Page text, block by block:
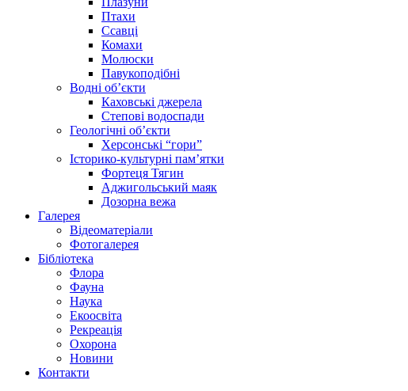
Птахи
Ссавці
Комахи
Молюски
Павукоподібні
Водні об’єкти
Каховські джерела
Степові водоспади
Геологічні об’єкти
Херсонські “гори”
Історико-культурні пам’ятки
Фортеця Тягин
Аджигольський маяк
Дозорна вежа
Галерея
Відеоматеріали
Фотогалерея
Бібліотека
Флора
Фауна
Наука
Екоосвіта
Рекреація
Охорона
Новини
Контакти